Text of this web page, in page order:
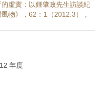
虛實：以鍾肇政先生訪談紀
物》，62：1（2012.3），
年度